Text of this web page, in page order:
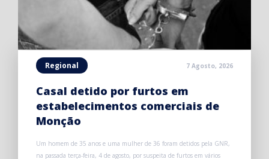
Regional 7 Agosto, 2026
Casal detido por furtos em
estabelecimentos comerciais de
Monção
Um homem de 35 anos e uma mulher de 36 foram detidos pela GNR,
na passada terça-feira, 4 de agosto, por suspeita de furtos em vários